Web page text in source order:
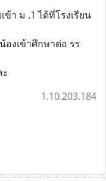
า ม .1 ได้ที่โรงเรียน
งเข้าศึกษาต่อ รร
1.10.203.184